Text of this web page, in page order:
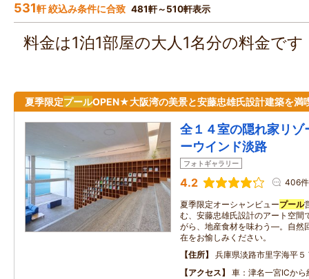
531軒 絞込み条件に合致 481軒～510軒表示
料金は1泊1部屋の大人1名分の料金で
夏季限定プールOPEN★大阪湾の美景と安藤忠雄氏設計建築を満
全１４室の隠れ家リ
ーウインド淡路
フォトギャラリー
4.2 406件
夏季限定オーシャンビュープール
む、安藤忠雄氏設計のアート空間
がら、地産食材を味わう―。自然
在をお愉しみください。
住所
兵庫県淡路市里字海平５
アクセス
車：津名一宮ICか